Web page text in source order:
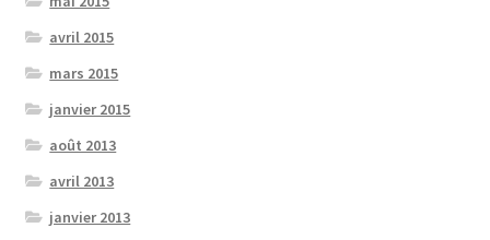
avril 2015
mars 2015
janvier 2015
août 2013
avril 2013
janvier 2013